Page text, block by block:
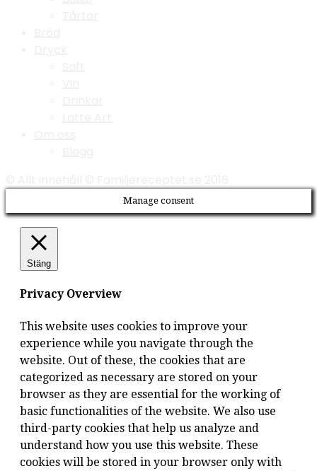
Manage consent
Stäng
Privacy Overview
This website uses cookies to improve your
experience while you navigate through the
website. Out of these, the cookies that are
categorized as necessary are stored on your
browser as they are essential for the working of
basic functionalities of the website. We also use
third-party cookies that help us analyze and
understand how you use this website. These
cookies will be stored in your browser only with